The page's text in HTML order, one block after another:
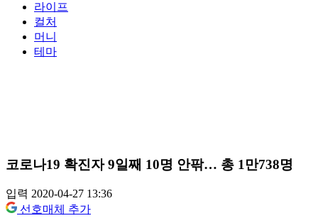
라이프
컬처
머니
테마
코로나19 확진자 9일째 10명 안팎… 총 1만738명
입력 2020-04-27 13:36
선호매체 추가